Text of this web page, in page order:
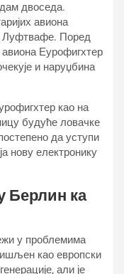
двоседа.
авиона
Луфтвафе. Поред
авиона Еурофигхтер
и наруџбина
као на
будуће ловачке
да уступи
нову електронику
Берлин ка
у проблемима
као европски
али је